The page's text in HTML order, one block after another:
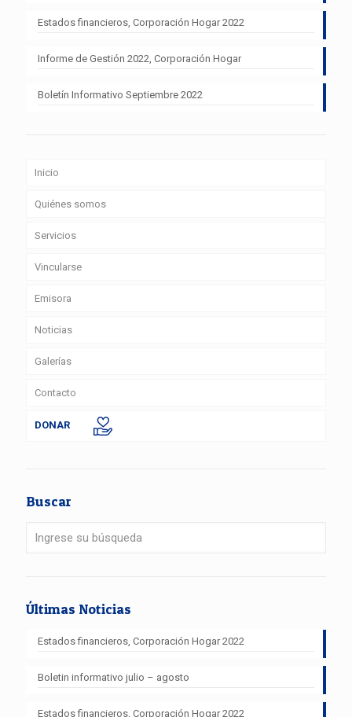
Estados financieros, Corporación Hogar 2022
Informe de Gestión 2022, Corporación Hogar
Boletín Informativo Septiembre 2022
Inicio
Quiénes somos
Servicios
Vincularse
Emisora
Noticias
Galerías
Contacto
DONAR
Buscar
Últimas Noticias
Estados financieros, Corporación Hogar 2022
Boletin informativo julio – agosto
Estados financieros, Corporación Hogar 2022